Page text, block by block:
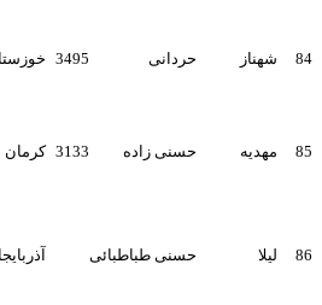
حردانی 3495 اهواز
حسنی زاده 3133 کرمان کرمان
حسنی طباطبائی آذربایجانغربی ارومیه